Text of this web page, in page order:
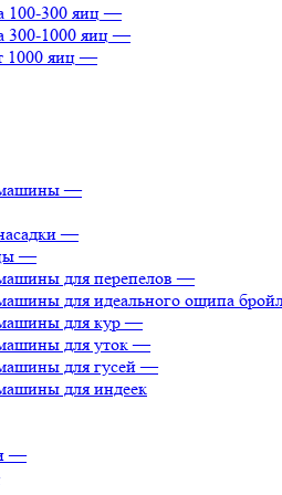
100-300 яиц —
300-1000 яиц —
1000 яиц —
—
—
—
для перепелов —
для идеального ощипа
для кур —
для уток —
для гусей —
для индеек
—